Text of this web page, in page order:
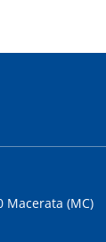
Macerata (MC)